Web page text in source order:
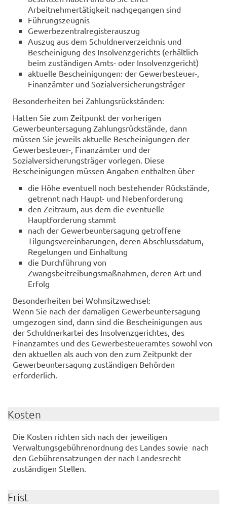
Arbeitnehmertätigkeit nachgegangen sind
Führungszeugnis
Gewerbezentralregisterauszug
Auszug aus dem Schuldnerverzeichnis und
Bescheinigung des Insolvenzgerichts (erhältlich
beim zuständigen Amts- oder Insolvenzgericht)
aktuelle Bescheinigungen: der Gewerbesteuer-,
Finanzämter und Sozialversicherungsträger
Besonderheiten bei Zahlungsrückständen:
Hatten Sie zum Zeitpunkt der vorherigen
Gewerbeuntersagung Zahlungsrückstände, dann
müssen Sie jeweils aktuelle Bescheinigungen der
Gewerbesteuer-, Finanzämter und der
Sozialversicherungsträger vorlegen. Diese
Bescheinigungen müssen Angaben enthalten über
die Höhe eventuell noch bestehender Rückstände,
getrennt nach Haupt- und Nebenforderung
den Zeitraum, aus dem die eventuelle
Hauptforderung stammt
nach der Gewerbeuntersagung getroffene
Tilgungsvereinbarungen, deren Abschlussdatum,
Regelungen und Einhaltung
die Durchführung von
Zwangsbeitreibungsmaßnahmen, deren Art und
Erfolg
Besonderheiten bei Wohnsitzwechsel:
Wenn Sie nach der damaligen Gewerbeuntersagung
umgezogen sind, dann sind die Bescheinigungen aus
der Schuldnerkartei des Insolvenzgerichtes, des
Finanzamtes und des Gewerbesteueramtes sowohl von
den aktuellen als auch von den zum Zeitpunkt der
Gewerbeuntersagung zuständigen Behörden
erforderlich.
Kosten
Die Kosten richten sich nach der jeweiligen
Verwaltungsgebührenordnung des Landes sowie nach
den Gebührensatzungen der nach Landesrecht
zuständigen Stellen.
Frist